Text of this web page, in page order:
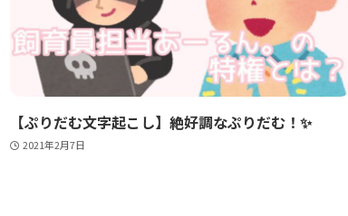
【ぷりだむ文字起こし】絶好調なぷりだむ！✨
2021年2月7日